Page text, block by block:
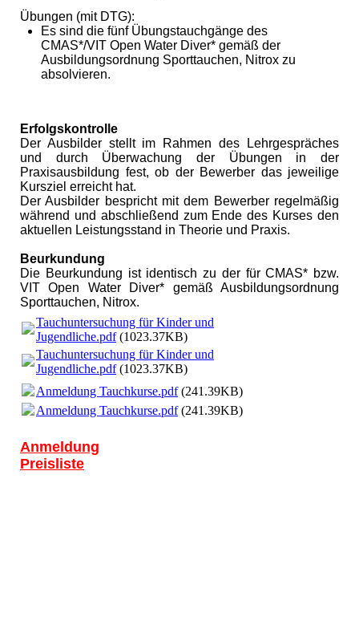
Übungen (mit DTG):
Es sind die fünf Übungstauchgänge des
CMAS*/VIT Open Water Diver* gemäß der
Ausbildungsordnung Sporttauchen, Nitrox zu
absolvieren.
Erfolgskontrolle
Der Ausbilder stellt im Rahmen des Lehrgespräches
und durch Überwachung der Übungen in der
Praxisausbildung fest, ob der Bewerber das jeweilige
Kursziel erreicht hat.
Der Ausbilder bespricht mit dem Bewerber regelmäßig
während und abschließend zum Ende des Kurses den
aktuellen Leistungsstand in Theorie und Praxis.
Beurkundung
Die Beurkundung ist identisch zu der für CMAS* bzw.
VIT Open Water Diver* gemäß Ausbildungsordnung
Sporttauchen, Nitrox.
Tauchuntersuchung für Kinder und
Jugendliche.pdf(1023.37KB)
Tauchuntersuchung für Kinder und
Jugendliche.pdf(1023.37KB)
Anmeldung Tauchkurse.pdf(241.39KB)
Anmeldung Tauchkurse.pdf(241.39KB)
Anmeldung
Preisliste